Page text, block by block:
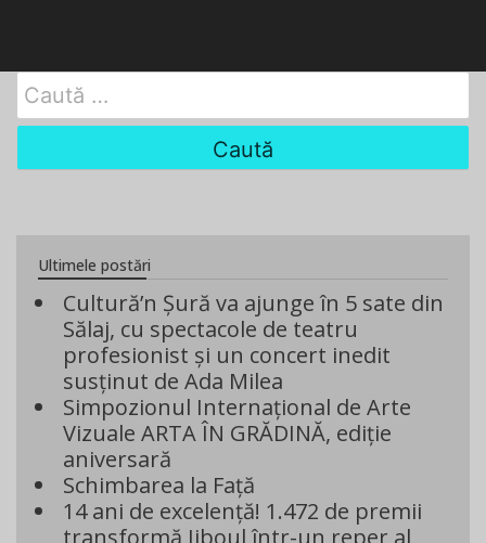
Search
for:
Ultimele postări
Cultură’n Șură va ajunge în 5 sate din
Sălaj, cu spectacole de teatru
profesionist și un concert inedit
susținut de Ada Milea
Simpozionul Internațional de Arte
Vizuale ARTA ÎN GRĂDINĂ, ediție
aniversară
Schimbarea la Față
14 ani de excelență! 1.472 de premii
transformă Jiboul într-un reper al